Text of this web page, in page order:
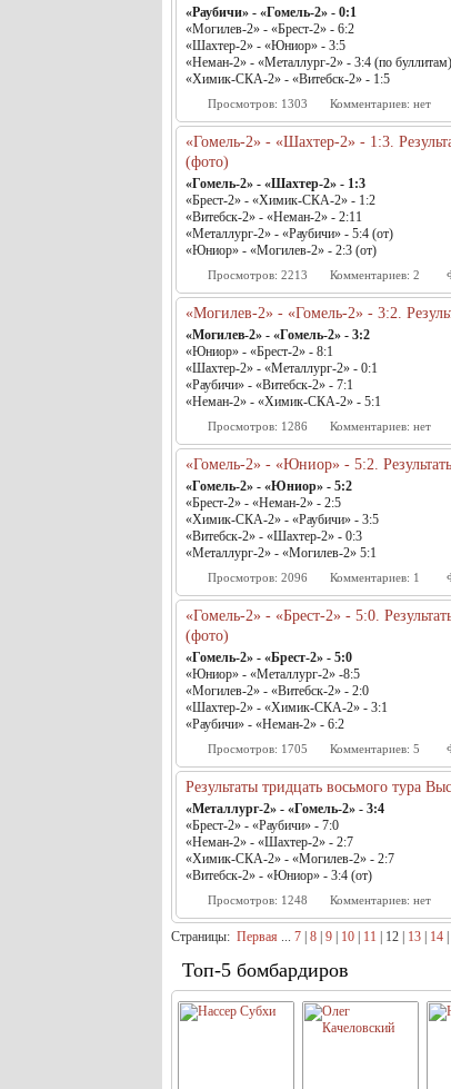
«Раубичи» - «Гомель-2» - 0:1
«Могилев-2» - «Брест-2» - 6:2
«Шахтер-2» - «Юниор» - 3:5
«Неман-2» - «Металлург-2» - 3:4 (по буллитам)
«Химик-СКА-2» - «Витебск-2» - 1:5
Просмотров: 1303 Комментариев: нет
«Гомель-2» - «Шахтер-2» - 1:3.
(фото)
«Гомель-2» - «Шахтер-2» - 1:3
«Брест-2» - «Химик-СКА-2» - 1:2
«Витебск-2» - «Неман-2» - 2:11
«Металлург-2» - «Раубичи» - 5:4 (от)
«Юниор» - «Могилев-2» - 2:3 (от)
Просмотров: 2213 Комментариев: 2
«Могилев-2» - «Гомель-2» - 3:2.
«Могилев-2» - «Гомель-2» - 3:2
«Юниор» - «Брест-2» - 8:1
«Шахтер-2» - «Металлург-2» - 0:1
«Раубичи» - «Витебск-2» - 7:1
«Неман-2» - «Химик-СКА-2» - 5:1
Просмотров: 1286 Комментариев: нет
«Гомель-2» - «Юниор» - 5:2.
«Гомель-2» - «Юниор» - 5:2
«Брест-2» - «Неман-2» - 2:5
«Химик-СКА-2» - «Раубичи» - 3:5
«Витебск-2» - «Шахтер-2» - 0:3
«Металлург-2» - «Могилев-2» 5:1
Просмотров: 2096 Комментариев: 1
«Гомель-2» - «Брест-2» - 5:0.
(фото)
«Гомель-2» - «Брест-2» - 5:0
«Юниор» - «Металлург-2» -8:5
«Могилев-2» - «Витебск-2» - 2:0
«Шахтер-2» - «Химик-СКА-2» - 3:1
«Раубичи» - «Неман-2» - 6:2
Просмотров: 1705 Комментариев: 5
Результаты тридцать восьмого тура
«Металлург-2» - «Гомель-2» - 3:4
«Брест-2» - «Раубичи» - 7:0
«Неман-2» - «Шахтер-2» - 2:7
«Химик-СКА-2» - «Могилев-2» - 2:7
«Витебск-2» - «Юниор» - 3:4 (от)
Просмотров: 1248 Комментариев: нет
Страницы: Первая ... 7| 8| 9| 10| 11 12| 13| 14|
Топ-5 бомбардиров